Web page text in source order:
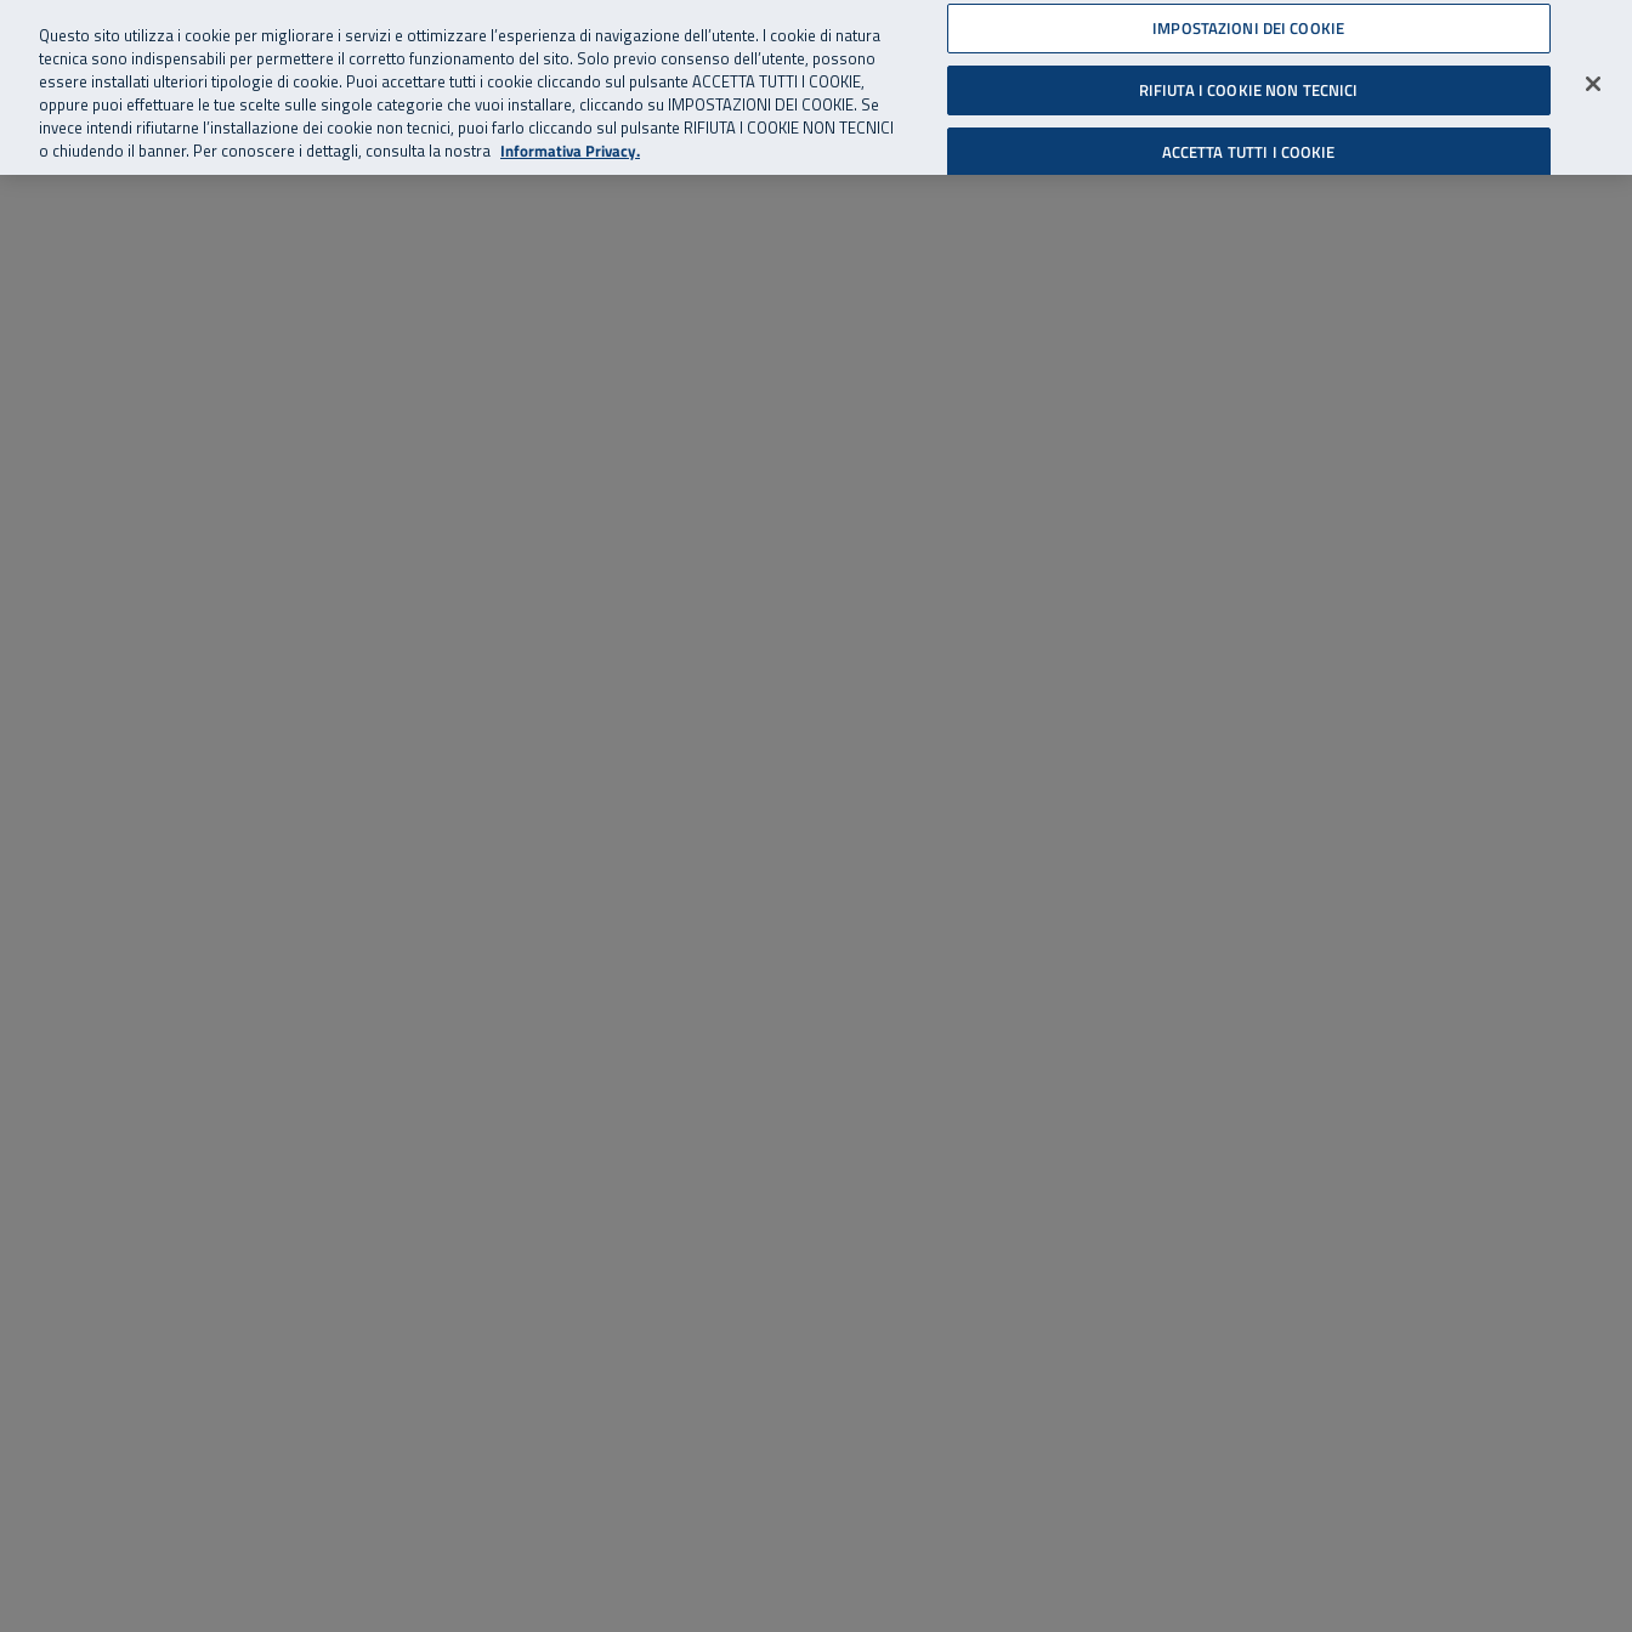
Vai al menu principale
Vai al contenuto principale
Vai al Footer 06 45539607
SuperAbile - il Contact Center Inail per il mondo della disabilità
Home Chi siamo Storie, news ed eventi Risorse utili Supporto Accessibilità
Cerca
Accedi all'area riservata
Questo sito utilizza i cookie per migliorare i servizi e ottimizzare l’esperienza di navigazione dell’utente. I cookie di natura
tecnica sono indispensabili per permettere il corretto funzionamento del sito. Solo previo consenso dell’utente, possono
essere installati ulteriori tipologie di cookie. Puoi accettare tutti i cookie cliccando sul pulsante ACCETTA TUTTI I COOKIE,
oppure puoi effettuare le tue scelte sulle singole categorie che vuoi installare, cliccando su IMPOSTAZIONI DEI COOKIE. Se
invece intendi rifiutarne l’installazione dei cookie non tecnici, puoi farlo cliccando sul pulsante RIFIUTA I COOKIE NON TECNICI
o chiudendo il banner. Per conoscere i dettagli, consulta la nostra Informativa Privacy.
IMPOSTAZIONI DEI COOKIE
RIFIUTA I COOKIE NON TECNICI
ACCETTA TUTTI I COOKIE